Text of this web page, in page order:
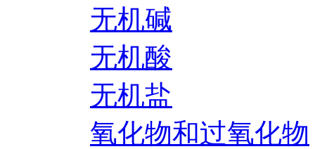
无机碱
无机酸
无机盐
氧化物和过氧化物